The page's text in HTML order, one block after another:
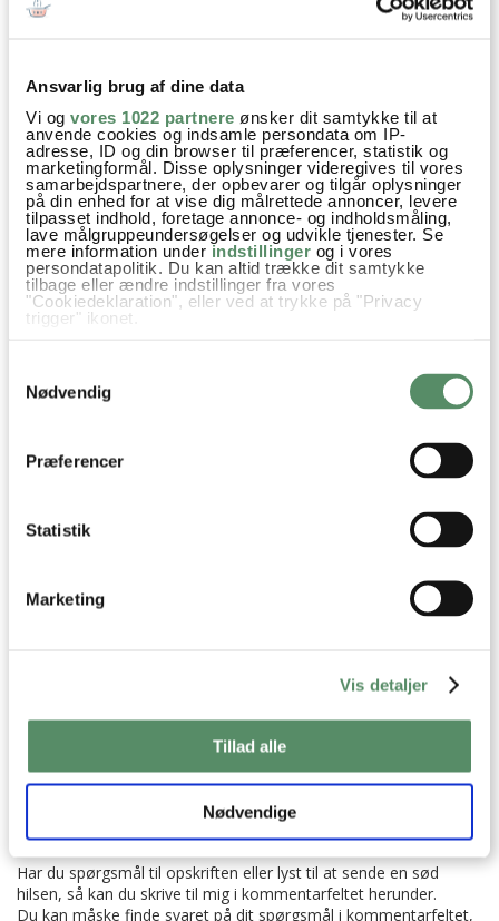
Ansvarlig brug af dine data
Vi og vores 1022 partnere ønsker dit samtykke til at
anvende cookies og indsamle persondata om IP-
adresse, ID og din browser til præferencer, statistik og
marketingformål. Disse oplysninger videregives til vores
samarbejdspartnere, der opbevarer og tilgår oplysninger
på din enhed for at vise dig målrettede annoncer, levere
tilpasset indhold, foretage annonce- og indholdsmåling,
lave målgruppeundersøgelser og udvikle tjenester. Se
mere information underindstillinger og i vores
persondatapolitik. Du kan altid trække dit samtykke
tilbage eller ændre indstillinger fra vores
"Cookiedeklaration", eller ved at trykke på "Privacy
trigger" ikonet.
Indsamle præcise oplysninger om din placering,
der kan være nøjagtig inden for få meter
Identificere din enhed baseret på en scanning af
Nødvendig
Præferencer
Statistik
Marketing
Vis detaljer
Tillad alle
Nødvendige
Prøv også
MEDISTER MED KÅL OG
ÆBLE
BRÆNDENDE KÆRLIGHED
Nem Hverdagsmad Vinter
Bouillon piskefløde
Persille
SPØRGSMÅL TIL OPSKRIFTEN?
Har du spørgsmål til opskriften eller lyst til at sende en sød
hilsen, så kan du skrive til mig i kommentarfeltet herunder.
Du kan måske finde svaret på dit spørgsmål i kommentarfeltet,